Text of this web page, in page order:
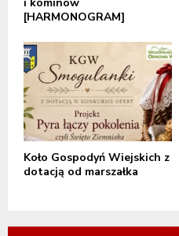
[HARMONOGRAM]
Koło Gospodyń Wiejskich z
dotacją od marszałka